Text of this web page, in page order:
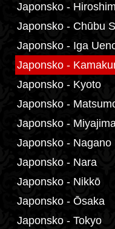
Japonsko -
Japonsko - Chūbu
Japonsko - Iga
Japonsko -
Japonsko - Kyoto
Japonsko -
Japonsko -
Japonsko - Nagano
Japonsko - Nara
Japonsko - Nikkō
Japonsko - Ōsaka
Japonsko - Tokyo